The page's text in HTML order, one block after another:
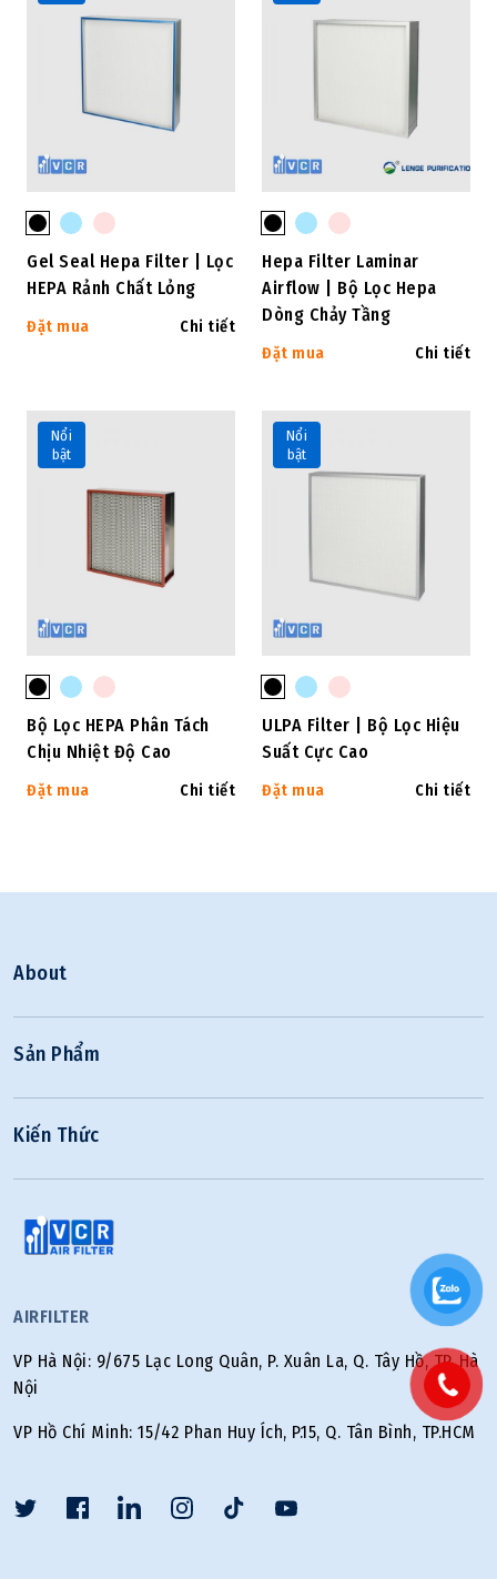
Gel Seal Hepa Filter | Lọc
HEPA Rảnh Chất Lỏng
Đặt mua Chi tiết
Hepa Filter Laminar
Airflow | Bộ Lọc Hepa
Dòng Chảy Tầng
Đặt mua Chi tiết
Nổi
bật
Bộ Lọc HEPA Phân Tách
Chịu Nhiệt Độ Cao
Đặt mua Chi tiết
Nổi
bật
ULPA Filter | Bộ Lọc Hiệu
Suất Cực Cao
Đặt mua Chi tiết
About
Sản Phẩm
Kiến Thức
AIRFILTER
VP Hà Nội: 9/675 Lạc Long Quân, P. Xuân La, Q. Tây Hồ, TP. Hà
Nội
VP Hồ Chí Minh: 15/42 Phan Huy Ích, P.15, Q. Tân Bình, TP.HCM